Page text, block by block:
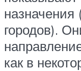
назначения
городов).
как в